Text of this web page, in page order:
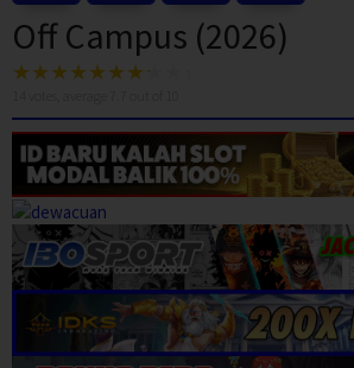
Off Campus (2026)